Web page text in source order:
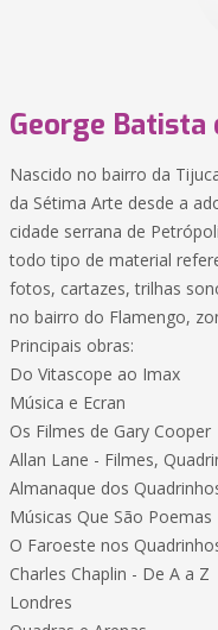
George Batista
Nascido no bairro da
da Sétima Arte desde a
cidade serrana de
todo tipo de material
fotos, cartazes, trilhas
no bairro do Flamengo,
Principais obras:
Do Vitascope ao Imax
Música e Ecran
Os Filmes de Gary Cooper
Allan Lane - Filmes,
Almanaque dos
Músicas Que São Poemas
O Faroeste nos
Charles Chaplin - De A a Z
Londres